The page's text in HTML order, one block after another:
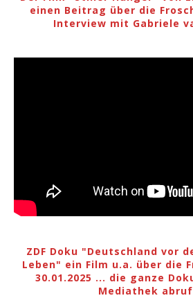
einen Beitrag über die
Interview mit Gabriele
ZDF Doku "Deutschland vor
Leben" ein Film u.a. über die
30.01.2025 ... die ganze
Mediathek